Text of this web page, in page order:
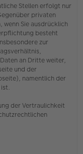
Stellen erfolgt nur
privaten
Sie ausdrücklich
besteht
zur
an Dritte weiter,
und der
namentlich der
der Vertraulichkeit